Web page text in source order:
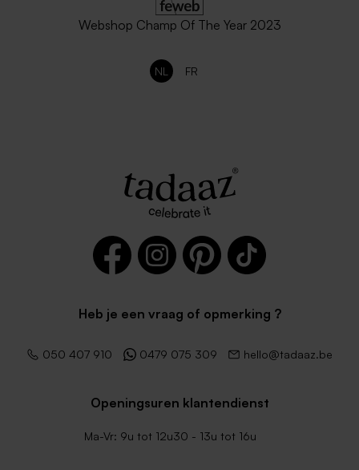
Webshop Champ Of The Year 2023
NL FR
Heb je een vraag of opmerking ?
050 407 910 0479 075 309 hello@tadaaz.be
Openingsuren klantendienst
Ma-Vr: 9u tot 12u30 - 13u tot 16u